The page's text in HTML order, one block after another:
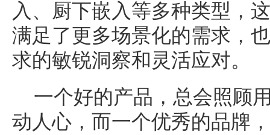
入、厨下嵌入等多种类型，
满足了更多场景化的需求，
求的敏锐洞察和灵活应对。
一个好的产品，总会照顾
动人心，而一个优秀的品牌